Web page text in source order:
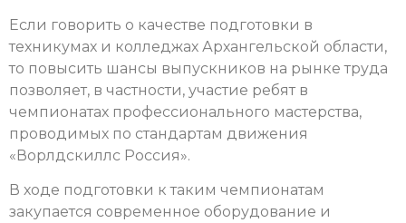
Если говорить о качестве подготовки в
техникумах и колледжах Архангельской области,
то повысить шансы выпускников на рынке труда
позволяет, в частности, участие ребят в
чемпионатах профессионального мастерства,
проводимых по стандартам движения
«Ворлдскиллс Россия».
В ходе подготовки к таким чемпионатам
закупается современное оборудование и